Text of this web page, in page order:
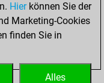
Hierkönnen Sie der
Marketing-Cookies
finden Sie in
Alles